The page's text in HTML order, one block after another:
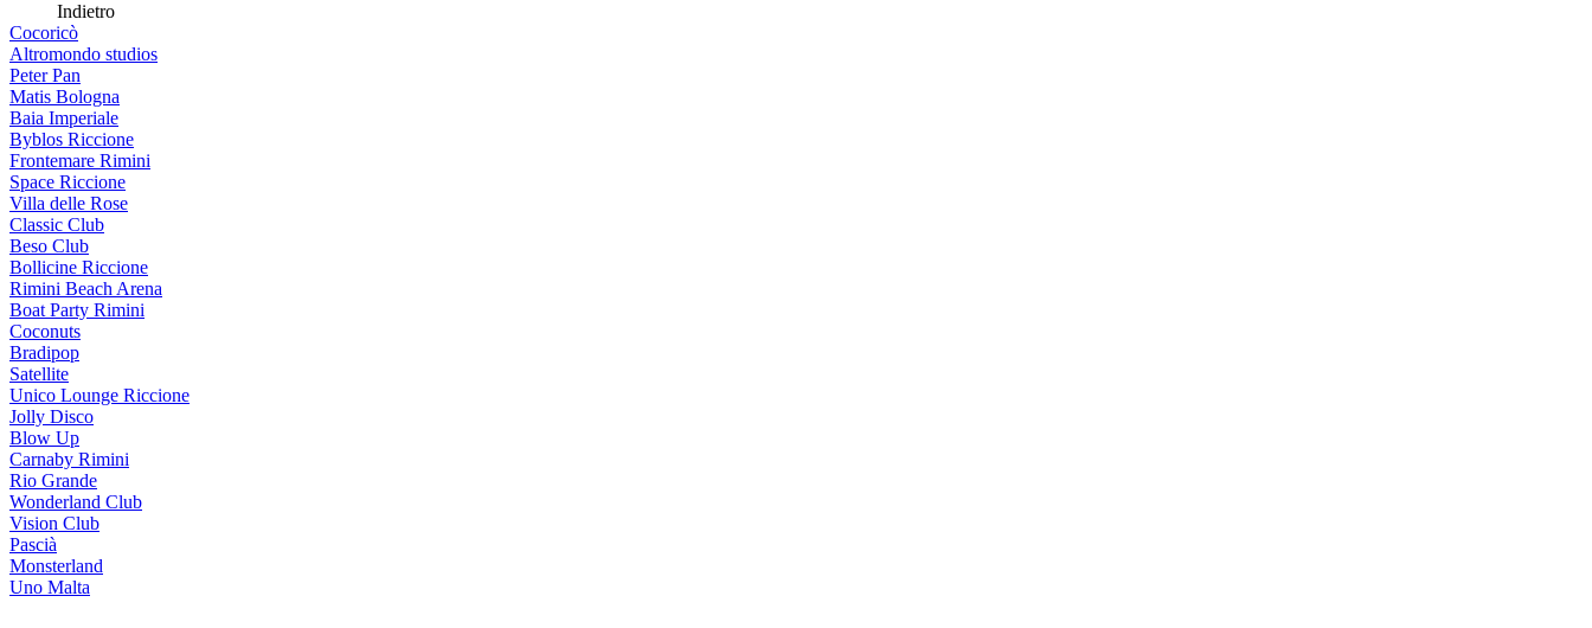
Indietro
Cocoricò
Altromondo studios
Peter Pan
Matis Bologna
Baia Imperiale
Byblos Riccione
Frontemare Rimini
Space Riccione
Villa delle Rose
Classic Club
Beso Club
Bollicine Riccione
Rimini Beach Arena
Boat Party Rimini
Coconuts
Bradipop
Satellite
Unico Lounge Riccione
Jolly Disco
Blow Up
Carnaby Rimini
Rio Grande
Wonderland Club
Vision Club
Pascià
Monsterland
Uno Malta